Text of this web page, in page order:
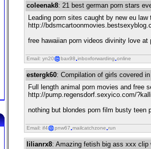
coleenak8: 21 best german porn stars
Leading porn sites caught by new eu
http://
free hawaiian porn videos divinity love
Email: yn20 bax98 inboxforwarding online
estergk60: Compilation of girls covered
Full length animal porn movies and free
http://pump.regensdorf.sexyico.com/
nothing but blondes porn film busty teen
Email: if4 pnw67 mailcatchzone run
lilianrx8: Amazing fetish big ass xxx